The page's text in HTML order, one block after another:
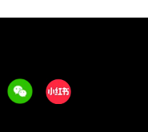
WeechatXiaohongshu/